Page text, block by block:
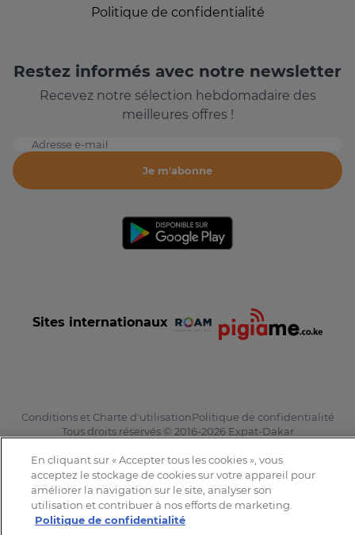
Politique de confidentialité
Restez informés avec notre newsletter
Recevez notre sélection hebdomadaire des
meilleures offres !
Adresse e-mail
Je m'abonne
Sites internationaux
Conditions et Charte d'utilisationPolitique de confidentialité
Tous droits réservés © 2016-2026 Expat-Dakar
En cliquant sur « Accepter tous les cookies », vous
acceptez le stockage de cookies sur votre appareil pour
améliorer la navigation sur le site, analyser son
utilisation et contribuer à nos efforts de marketing.
Politique de confidentialité